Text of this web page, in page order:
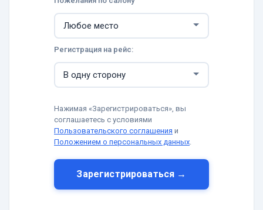
Регистрация на рейс:
Нажимая «Зарегистрироваться», вы
соглашаетесь с условиями
Пользовательского соглашения и
Положением о персональных данных.
Зарегистрироваться →